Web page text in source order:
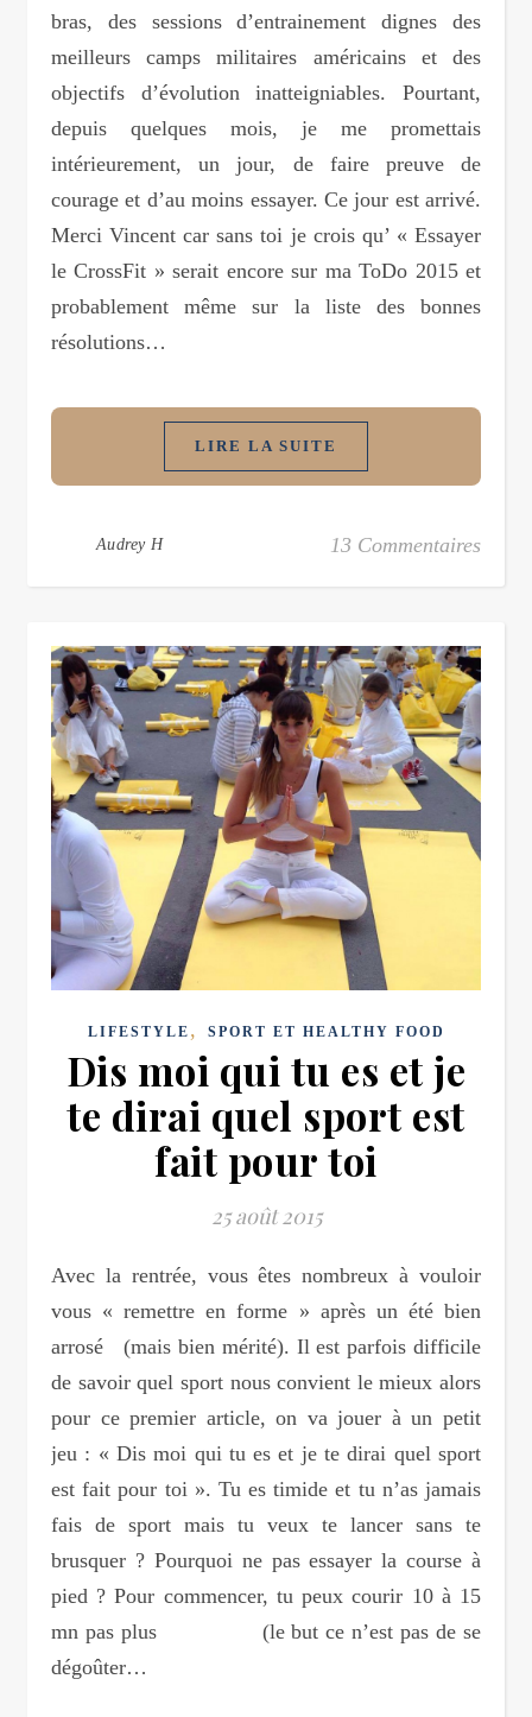
bras, des sessions d’entrainement dignes des
meilleurs camps militaires américains et des
objectifs d’évolution inatteigniables. Pourtant,
depuis quelques mois, je me promettais
intérieurement, un jour, de faire preuve de
courage et d’au moins essayer. Ce jour est arrivé.
Merci Vincent car sans toi je crois qu’ « Essayer
le CrossFit » serait encore sur ma ToDo 2015 et
probablement même sur la liste des bonnes
résolutions…
LIRE LA SUITE
Audrey H 13 Commentaires
LIFESTYLE , SPORT ET HEALTHY FOOD
Dis moi qui tu es et je
te dirai quel sport est
fait pour toi
25 août 2015
Avec la rentrée, vous êtes nombreux à vouloir
vous « remettre en forme » après un été bien
arrosé (mais bien mérité). Il est parfois difficile
de savoir quel sport nous convient le mieux alors
pour ce premier article, on va jouer à un petit
jeu : « Dis moi qui tu es et je te dirai quel sport
est fait pour toi ». Tu es timide et tu n’as jamais
fais de sport mais tu veux te lancer sans te
brusquer ? Pourquoi ne pas essayer la course à
pied ? Pour commencer, tu peux courir 10 à 15
mn pas plus (le but ce n’est pas de se
dégoûter…